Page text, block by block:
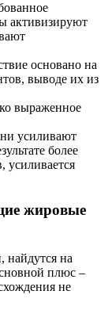
активизируют
основано на
выводе их из
выраженное
усиливают
более
усиливается
жировые
на
плюс –
не